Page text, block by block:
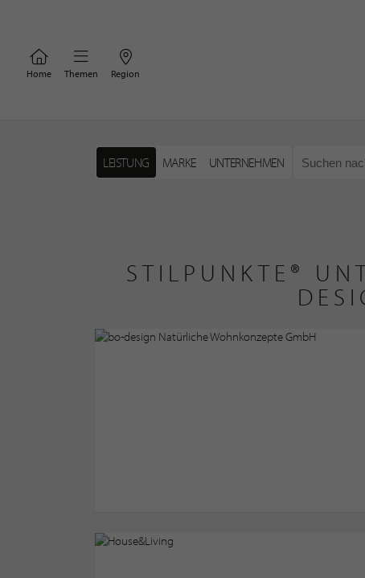
Home Themen Region
LEISTUNG MARKE UNTERNEHMEN
STILPUNKTE®